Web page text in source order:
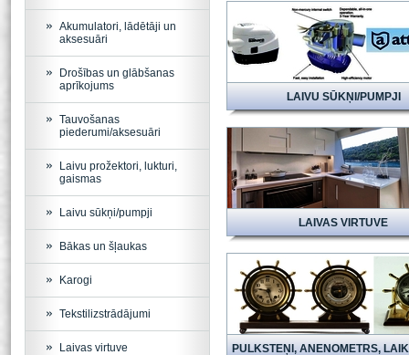
LAIVU SŪKŅI/PUMPJI
LAIVAS VIRTUVE
Akumulatori, lādētāji un
aksesuāri
Drošības un glābšanas
aprīkojums
Tauvošanas
piederumi/aksesuāri
Laivu prožektori, lukturi,
gaismas
Laivu sūkņi/pumpji
Bākas un šļaukas
Karogi
Tekstilizstrādājumi
Laivas virtuve